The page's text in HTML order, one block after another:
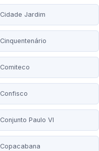
Cidade Jardim
Cinquentenário
Comiteco
Confisco
Conjunto Paulo VI
Copacabana